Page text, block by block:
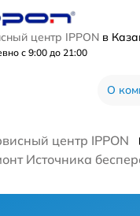
центр IPPON в
с 9:00 до 21:00
О
центр IPPON
Источника